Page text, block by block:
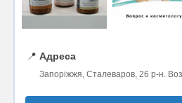
📍 Адреса
Запоріжжя, Сталеваров, 26 р-н.